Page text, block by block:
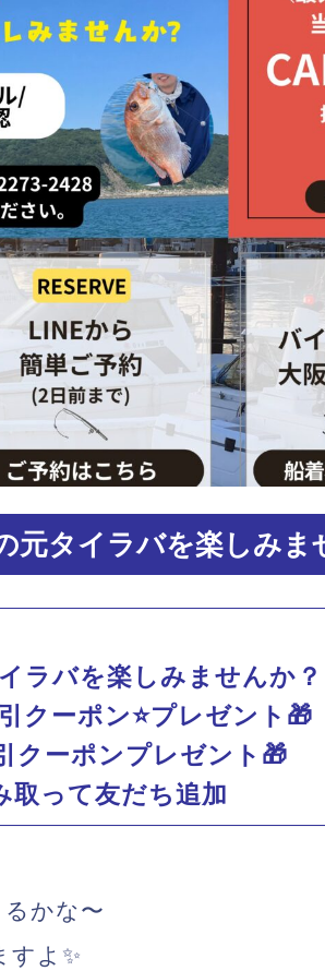
元タイラバを楽しみま
ラバを楽しみませんか？
クーポン⭐️プレゼント🎁
クーポンプレゼント🎁
取って友だち追加
かな〜
すよ✨